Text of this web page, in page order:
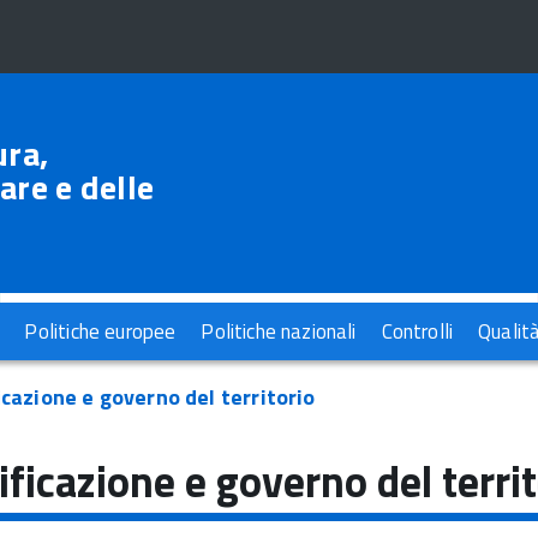
e delle
Politiche europee Politiche nazionali Controlli
e governo del territorio
e governo del